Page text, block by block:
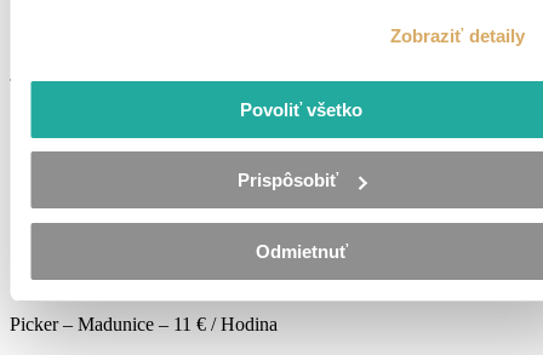
Zobraziť detaily
Povoliť všetko
Prispôsobiť
Odmietnuť
Junior PLC programátor – Zvolen
Pridané pred 8 mesiacmi
Zvolen
1 600 €mesiac
Picker – Madunice – 11 € / Hodina